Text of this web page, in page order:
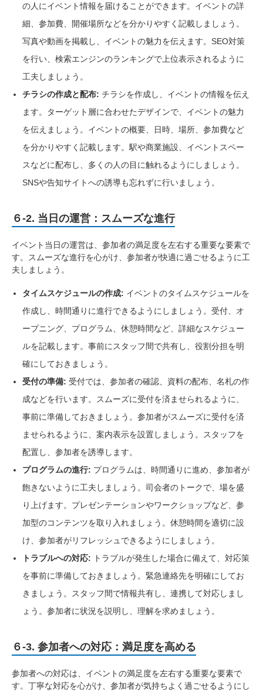
の人にイベント情報を届けることができます。イベントの詳
細、参加費、開催場所などを分かりやすく記載しましょう。
写真や動画を掲載し、イベントの魅力を伝えます。SEO対策
を行い、検索エンジンのランキングで上位表示されるように
工夫しましょう。
チラシの作成と配布: チラシを作成し、イベントの情報を伝え
ます。ターゲット層に合わせたデザインで、イベントの魅力
を伝えましょう。イベントの概要、日時、場所、参加費など
を分かりやすく記載します。駅や商業施設、イベントスペー
スなどに配布し、多くの人の目に触れるようにしましょう。
SNSや告知サイトへの誘導も忘れずに行いましょう。
６-2. 当日の運営：スムーズな進行
イベント当日の運営は、参加者の満足度を左右する重要な要素で
す。スムーズな進行を心がけ、参加者が快適に過ごせるように工
夫しましょう。
タイムスケジュールの作成: イベントのタイムスケジュールを
作成し、時間通りに進行できるようにしましょう。受付、オ
ープニング、プログラム、休憩時間など、詳細なスケジュー
ルを記載します。事前にスタッフ間で共有し、役割分担を明
確にしておきましょう。
受付の準備: 受付では、参加者の確認、資料の配布、名札の作
成などを行います。スムーズに受付を済ませられるように、
事前に準備しておきましょう。参加者がスムーズに受付を済
ませられるように、案内表示を設置しましょう。スタッフを
配置し、参加者を誘導します。
プログラムの進行: プログラムは、時間通りに進め、参加者が
飽きないように工夫しましょう。司会者のトークで、場を盛
り上げます。プレゼンテーションやワークショップなど、参
加型のコンテンツを取り入れましょう。休憩時間を適切に設
け、参加者がリフレッシュできるようにしましょう。
トラブルへの対応: トラブルが発生した場合に備えて、対応策
を事前に準備しておきましょう。緊急連絡先を明確にしてお
きましょう。スタッフ間で情報共有し、連携して対応しまし
ょう。参加者に状況を説明し、理解を求めましょう。
６-3. 参加者への対応：満足度を高める
参加者への対応は、イベントの満足度を左右する重要な要素で
す。丁寧な対応を心がけ、参加者が気持ちよく過ごせるようにし